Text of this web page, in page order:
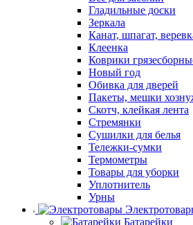
Гладильные доски
Зеркала
Канат, шпагат,
Клеенка
Коврики
Новый год
Обивка для дверей
Пакеты, мешки
Скотч, клейкая лента
Стремянки
Сушилки для белья
Тележки-сумки
Термометры
Товары для уборки
Уплотнитель
Урны
Батарейки